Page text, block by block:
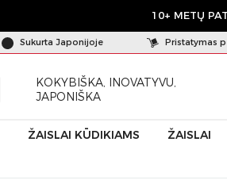
10+ METŲ
Sukurta Japonijoje Pristatymas
KOKYBIŠKA, INOVATYVU,
JAPONIŠKA
ŽAISLAI KŪDIKIAMS ŽAISLAI
IWAKO trintukai – dėlionės „Service Vehicles”, 60